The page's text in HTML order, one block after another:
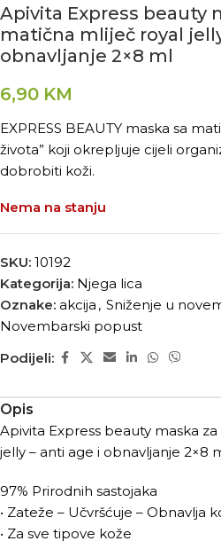
Apivita Express beauty
matična mliječ royal
obnavljanje 2×8 ml
6,90 KM
EXPRESS BEAUTY maska sa
života” koji okrepljuje cijeli
dobrobiti koži.
Nema na stanju
SKU: 10192
Kategorija: Njega lica
Oznake: akcija , Sniženje u
Novembarski popust
Podijeli:
Opis
Apivita Express beauty maska
jelly – anti age i obnavljanje 2×8
97% Prirodnih sastojaka
• Zateže – Učvršćuje – Obnavlja
• Za sve tipove kože